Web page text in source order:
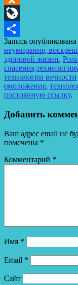
Odnoklassniki
LiveJournal
Отправить
Запись
неумирания,
здоровой жизни,
технологии вечности
омоложение,
постоянную ссылку.
Добавить
Ваш адрес email не
помечены *
Комментарий *
Имя *
Email *
Сайт